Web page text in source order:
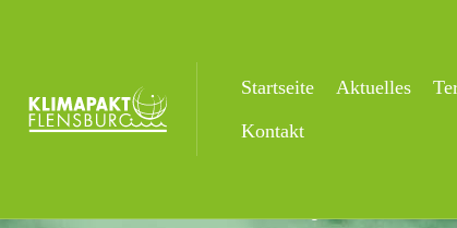
Startseite Aktuelles
Kontakt
Aktuelles